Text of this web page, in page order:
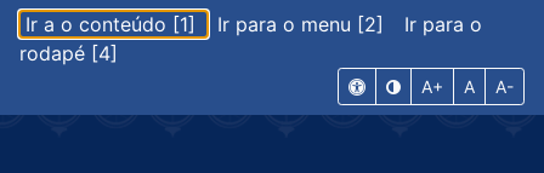
Ir a o conteúdo [1] Ir para o menu [2]
Ir para o
rodapé [4]
A+ A A-